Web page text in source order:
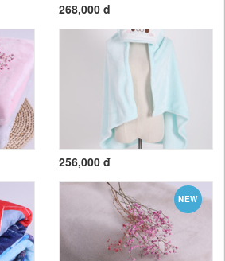
268,000 đ
256,000 đ
NEW